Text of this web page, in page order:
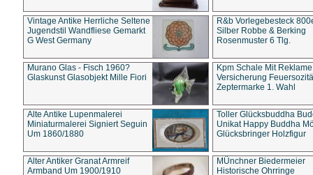
Vintage Antike Herrliche Seltene
Jugendstil Wandfliese Gemarkt
G West Germany
R&b Vorlegebesteck
Silber Robbe & Berking
Rosenmuster 6 Tlg.
Murano Glas - Fisch 1960?
Glaskunst Glasobjekt Mille Fiori
Kpm Schale Mit Reklame
Versicherung
Zeptermarke 1. Wahl
Alte Antike Lupenmalerei
Miniaturmalerei Signiert Seguin
Um 1860/1880
Toller Glücksbuddha
Unikat Happy Buddha
Glücksbringer Holzfigur
Alter Antiker Granat Armreif
Armband Um 1900/1910
MÜnchner Biedermeier
Historische Ohrringe